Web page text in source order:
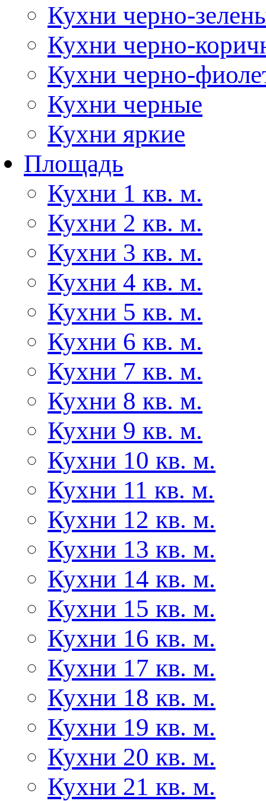
Кухни черно-
Кухни черно-
Кухни черно-
Кухни черные
Кухни яркие
Площадь
Кухни 1 кв. м.
Кухни 2 кв. м.
Кухни 3 кв. м.
Кухни 4 кв. м.
Кухни 5 кв. м.
Кухни 6 кв. м.
Кухни 7 кв. м.
Кухни 8 кв. м.
Кухни 9 кв. м.
Кухни 10 кв. м.
Кухни 11 кв. м.
Кухни 12 кв. м.
Кухни 13 кв. м.
Кухни 14 кв. м.
Кухни 15 кв. м.
Кухни 16 кв. м.
Кухни 17 кв. м.
Кухни 18 кв. м.
Кухни 19 кв. м.
Кухни 20 кв. м.
Кухни 21 кв. м.